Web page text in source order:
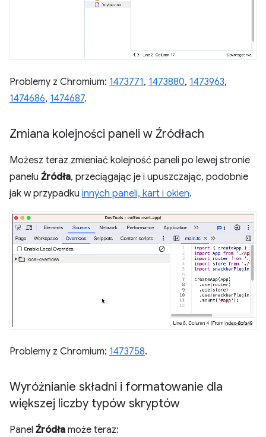
Problemy z Chromium: 1473771, 1473880, 1473963,
1474686, 1474687.
Zmiana kolejności paneli w Źródłach
Możesz teraz zmieniać kolejność paneli po lewej stronie
panelu Źródła, przeciągając je i upuszczając, podobnie
jak w przypadku innych paneli, kart i okien.
Problemy z Chromium: 1473758.
Wyróżnianie składni i formatowanie dla
większej liczby typów skryptów
Panel Źródła może teraz: